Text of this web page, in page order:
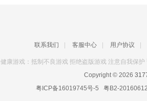
联系我们 客服中心 用户协议
健康游戏：抵制不良游戏 拒绝盗版游戏 注意自我保
Copyright © 2026
粤ICP备16019745号-5 粤B2-